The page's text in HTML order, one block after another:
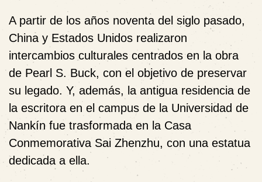
A partir de los años noventa del siglo pasado,
China y Estados Unidos realizaron
intercambios culturales centrados en la obra
de Pearl S. Buck, con el objetivo de preservar
su legado. Y, además, la antigua residencia de
la escritora en el campus de la Universidad de
Nankín fue trasformada en la Casa
Conmemorativa Sai Zhenzhu, con una estatua
dedicada a ella.